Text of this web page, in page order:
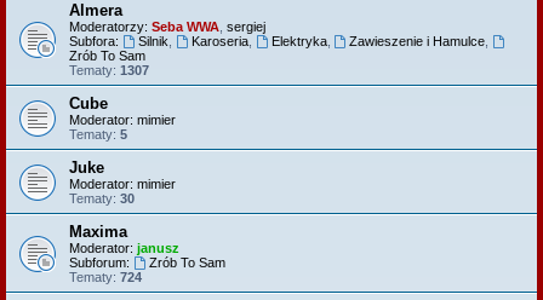
Almera
Moderatorzy: Seba WWA sergiej
Subfora:
Silnik Karoseria, Elektryka, Zawieszenie i Hamulce
Zrób To Sam
Tematy: 1307
Cube
Moderator: mimier
Tematy: 5
Juke
Moderator: mimier
Tematy: 30
Maxima
Moderator: janusz
Subforum:
Zrób To Sam
Tematy: 724